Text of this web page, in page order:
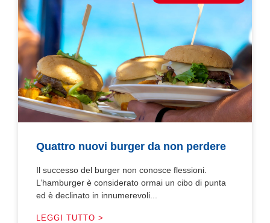
Quattro nuovi burger da non perdere
Il successo del burger non conosce flessioni.
L’hamburger è considerato ormai un cibo di punta
ed è declinato in innumerevoli...
LEGGI TUTTO >